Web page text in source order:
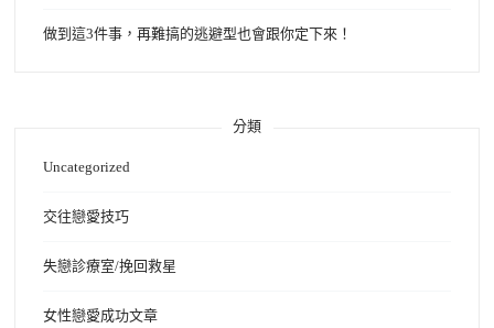
做到這3件事，再難搞的逃避型也會跟你定下來！
分類
Uncategorized
交往戀愛技巧
失戀診療室/挽回救星
女性戀愛成功文章